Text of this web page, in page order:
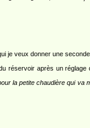
je veux donner une
réservoir après un réglage
la petite chaudière qui va